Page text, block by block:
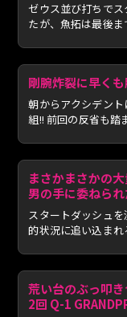
ゼウス並び打ちで
たが、魚拓は最後
剛腕炸裂に早く
朝からアクシデン
組!! 前回の反省も踏
まさかまさかの
男の手に委ねら
スタートダッシュ
的状況に追い込ま
荒い台のぶっ叩
2回 Q-1